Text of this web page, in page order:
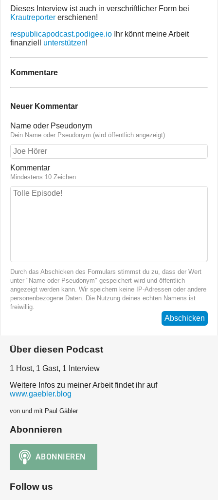
Dieses Interview ist auch in verschriftlicher Form bei
Krautreporter erschienen!
respublicapodcast.podigee.io Ihr könnt meine Arbeit
finanziell unterstützen!
Kommentare
Neuer Kommentar
Name oder Pseudonym
Dein Name oder Pseudonym (wird öffentlich angezeigt)
Kommentar
Mindestens 10 Zeichen
Durch das Abschicken des Formulars stimmst du zu, dass der Wert
unter "Name oder Pseudonym" gespeichert wird und öffentlich
angezeigt werden kann. Wir speichern keine IP-Adressen oder andere
personenbezogene Daten. Die Nutzung deines echten Namens ist
freiwillig.
Abschicken
Über diesen Podcast
1 Host, 1 Gast, 1 Interview
Weitere Infos zu meiner Arbeit findet ihr auf
www.gaebler.blog
von und mit Paul Gäbler
Abonnieren
Follow us